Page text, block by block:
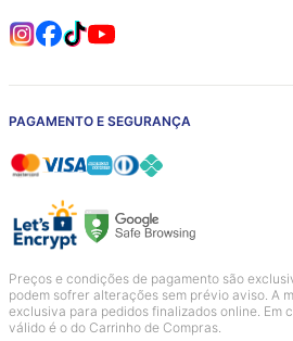
PAGAMENTO E SEGURANÇA
Preços e condições de pagamento são
podem sofrer alterações sem prévio aviso. A
exclusiva para pedidos finalizados online. Em
válido é o do Carrinho de Compras.